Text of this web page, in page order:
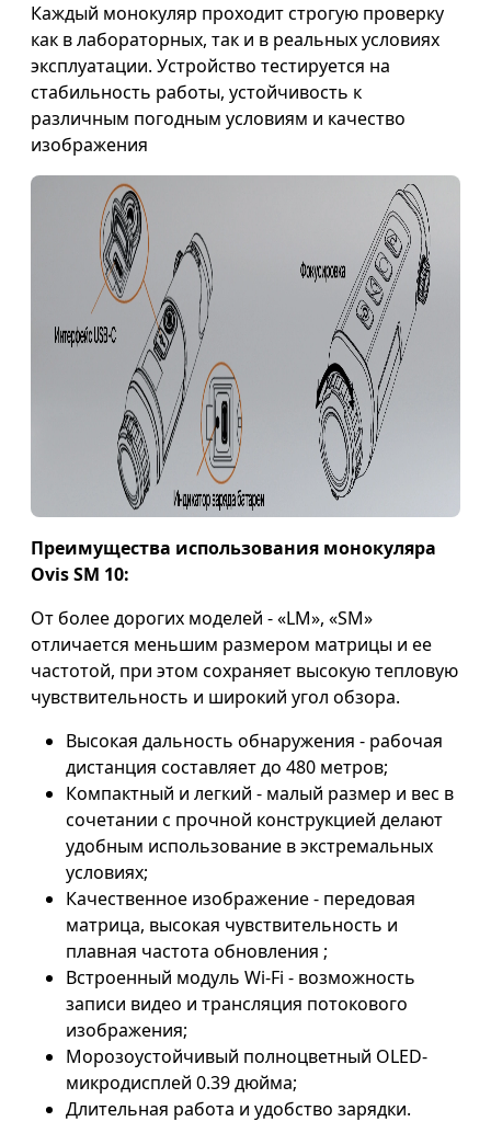
Каждый монокуляр проходит строгую проверку
как в лабораторных, так и в реальных условиях
эксплуатации. Устройство тестируется на
стабильность работы, устойчивость к
различным погодным условиям и качество
изображения
Преимущества использования монокуляра
Ovis SM 10:
От более дорогих моделей - «LM», «SM»
отличается меньшим размером матрицы и ее
частотой, при этом сохраняет высокую тепловую
чувствительность и широкий угол обзора.
Высокая дальность обнаружения - рабочая
дистанция составляет до 480 метров;
Компактный и легкий - малый размер и вес в
сочетании с прочной конструкцией делают
удобным использование в экстремальных
условиях;
Качественное изображение - передовая
матрица, высокая чувствительность и
плавная частота обновления ;
Встроенный модуль Wi-Fi - возможность
записи видео и трансляция потокового
изображения;
Морозоустойчивый полноцветный OLED-
микродисплей 0.39 дюйма;
Длительная работа и удобство зарядки.